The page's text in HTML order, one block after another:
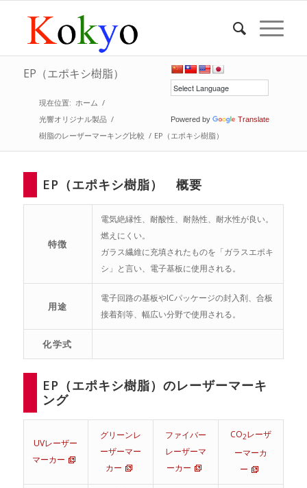
EP（エポキシ樹脂）
Powered by Translate
現在位置: ホーム /
光響オリジナル製品 /
樹脂のレーザーマーキング比較 / EP（エポキシ樹脂）
EP（エポキシ樹脂） 概要
特徴
電気絶縁性、耐酸性、耐熱性、耐水性が良い。
燃えにくい。
ガラス繊維に充填されたものを「ガラスエポキ
シ」と言い、電子基板に使用される。
用途
電子回路の基板やICパッケージの封入剤、合板
接着剤等、幅広い分野で使用される。
化学式
EP（エポキシ樹脂）のレーザーマーキ
ング
UVレーザー
マーカー
グリーンレ
ーザーマー
カー
ファイバー
レーザーマ
ーカー
CO2レーザ
ーマーカ
ー